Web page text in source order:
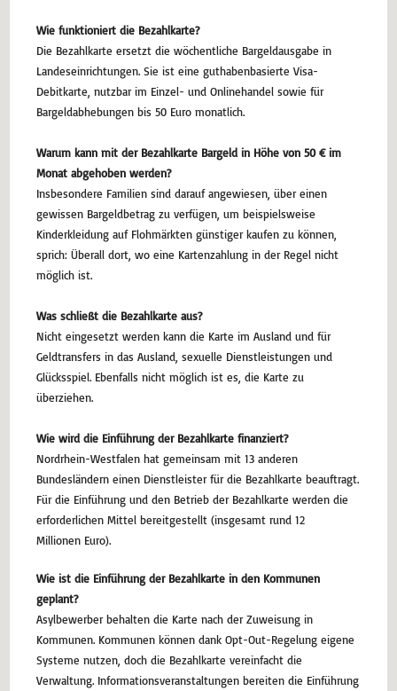
Wie funktioniert die Bezahlkarte?
Die Bezahlkarte ersetzt die wöchentliche Bargeldausgabe in
Landeseinrichtungen. Sie ist eine guthabenbasierte Visa-
Debitkarte, nutzbar im Einzel- und Onlinehandel sowie für
Bargeldabhebungen bis 50 Euro monatlich.
Warum kann mit der Bezahlkarte Bargeld in Höhe von 50 € im
Monat abgehoben werden?
Insbesondere Familien sind darauf angewiesen, über einen
gewissen Bargeldbetrag zu verfügen, um beispielsweise
Kinderkleidung auf Flohmärkten günstiger kaufen zu können,
sprich: Überall dort, wo eine Kartenzahlung in der Regel nicht
möglich ist.
Was schließt die Bezahlkarte aus?
Nicht eingesetzt werden kann die Karte im Ausland und für
Geldtransfers in das Ausland, sexuelle Dienstleistungen und
Glücksspiel. Ebenfalls nicht möglich ist es, die Karte zu
überziehen.
Wie wird die Einführung der Bezahlkarte finanziert?
Nordrhein-Westfalen hat gemeinsam mit 13 anderen
Bundesländern einen Dienstleister für die Bezahlkarte beauftragt.
Für die Einführung und den Betrieb der Bezahlkarte werden die
erforderlichen Mittel bereitgestellt (insgesamt rund 12
Millionen Euro).
Wie ist die Einführung der Bezahlkarte in den Kommunen
geplant?
Asylbewerber behalten die Karte nach der Zuweisung in
Kommunen. Kommunen können dank Opt-Out-Regelung eigene
Systeme nutzen, doch die Bezahlkarte vereinfacht die
Verwaltung. Informationsveranstaltungen bereiten die Einführung